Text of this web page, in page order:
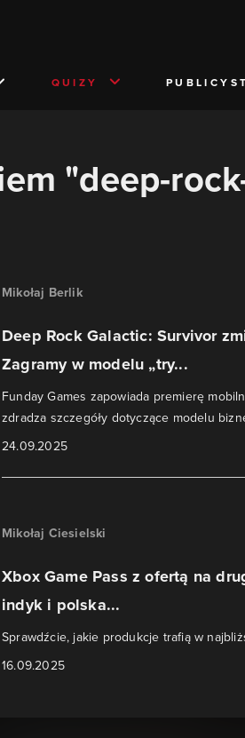
QUIZY
"deep-
Mikołaj Berlik
Deep Rock Galactic: Survivor
Zagramy w modelu „try...
Funday Games zapowiada premierę
zdradza szczegóły dotyczące modelu
24.09.2025
Mikołaj Ciesielski
Xbox Game Pass z ofertą na
indyk i polska...
Sprawdźcie, jakie produkcje trafią w
16.09.2025